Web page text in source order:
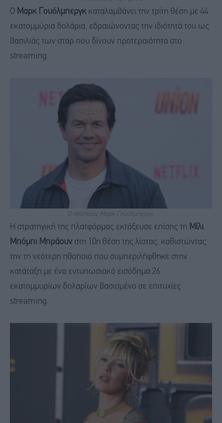
Ο Μαρκ Γουόλμπεργκκαταλαμβάνει την τρίτη θέση με 44
εκατομμύρια δολάρια, εδραιώνοντας την ιδιότητά του ως
βασιλιάς των σταρ που δίνουν προτεραιότητα στο
streaming.
Ο ηθοποιός Μαρκ Γουόλμπεργκ.
Η στρατηγική της πλατφόρμας εκτόξευσε επίσης τη Μίλι
Μπόμπι Μπράουν στη 10η θέση της λίστας, καθιστώντας
την τη νεότερη ηθοποιό που συμπεριλήφθηκε στην
κατάταξη με ένα εντυπωσιακό εισόδημα 26
εκατομμυρίων δολαρίων βασισμένο σε επιτυχίες
streaming.